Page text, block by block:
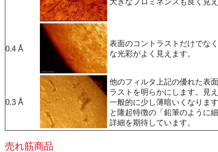
0.4 Å
表面のコントラストだけでな
な光彩がよく見えます。
0.3 Å
他のフィルタ上記の優れた表
ラストを明らかにします。見
一般的に少し薄暗いくなりま
と隆起特徴の「鉛筆のように
詳細を期待しています。
売れ筋商品